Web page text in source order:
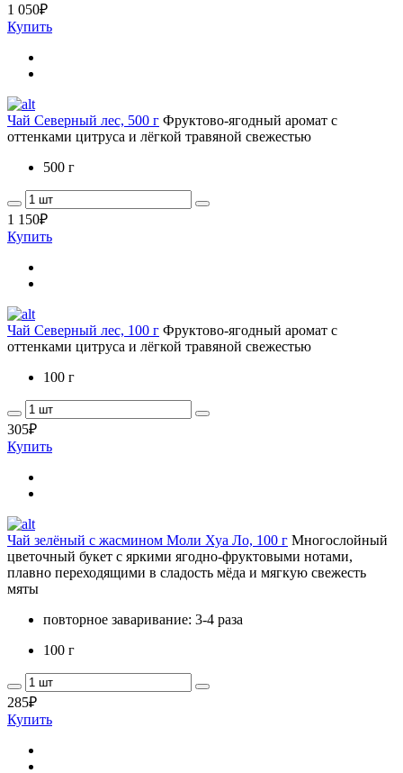
1 050₽
Купить
Чай Северный лес, 500 г Фруктово-ягодный аромат с
оттенками цитруса и лёгкой травяной свежестью
500 г
1 150₽
Купить
Чай Северный лес, 100 г Фруктово-ягодный аромат с
оттенками цитруса и лёгкой травяной свежестью
100 г
305₽
Купить
Чай зелёный с жасмином Моли Хуа Ло, 100 г Многослойный
цветочный букет с яркими ягодно-фруктовыми нотами,
плавно переходящими в сладость мёда и мягкую свежесть
мяты
повторное заваривание: 3-4 раза
100 г
285₽
Купить